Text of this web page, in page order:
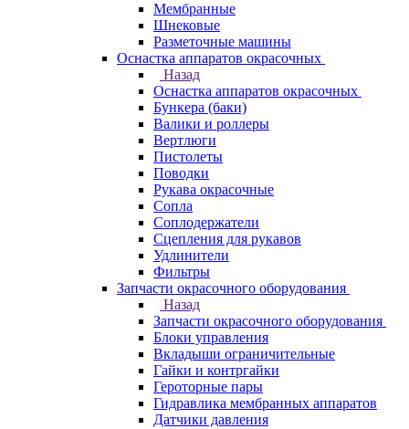
Мембранные
Шнековые
Разметочные машины
Оснастка аппаратов окрасочных
Назад
Оснастка аппаратов окрасочных
Бункера (баки)
Валики и роллеры
Вертлюги
Пистолеты
Поводки
Рукава окрасочные
Сопла
Соплодержатели
Сцепления для рукавов
Удлинители
Фильтры
Запчасти окрасочного оборудования
Назад
Запчасти окрасочного оборудования
Блоки управления
Вкладыши ограничительные
Гайки и контргайки
Героторные пары
Гидравлика мембранных аппаратов
Датчики давления